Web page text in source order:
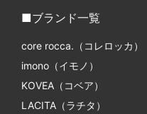
ブランド一覧
core rocca.（コレロッカ）
imono（イモノ）
KOVEA（コベア）
LACITA（ラチタ）